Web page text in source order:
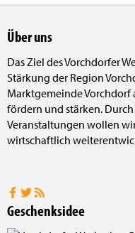
Über uns
Das Ziel des Vorchdorfer
Stärkung der Region
Marktgemeinde Vorchdorf
fördern und stärken.
Veranstaltungen wollen
wirtschaftlich
Geschenksidee